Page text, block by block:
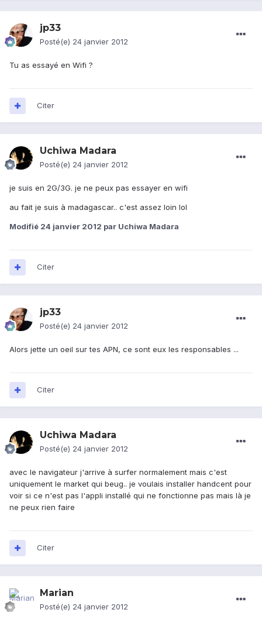
jp33
Posté(e) 24 janvier 2012
Tu as essayé en Wifi ?
Citer
Uchiwa Madara
Posté(e) 24 janvier 2012
je suis en 2G/3G. je ne peux pas essayer en wifi
au fait je suis à madagascar.. c'est assez loin lol
Modifié 24 janvier 2012 par Uchiwa Madara
Citer
jp33
Posté(e) 24 janvier 2012
Alors jette un oeil sur tes APN, ce sont eux les responsables ...
Citer
Uchiwa Madara
Posté(e) 24 janvier 2012
avec le navigateur j'arrive à surfer normalement mais c'est
uniquement le market qui beug.. je voulais installer handcent pour
voir si ce n'est pas l'appli installé qui ne fonctionne pas mais là je
ne peux rien faire
Citer
Marian
Posté(e) 24 janvier 2012